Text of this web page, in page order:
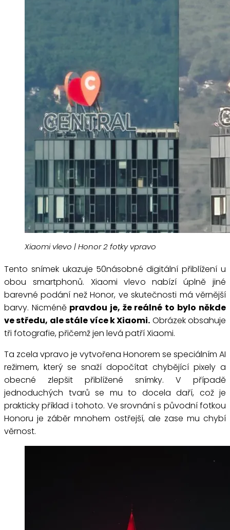
Xiaomi vlevo | Honor 2 fotky vpravo
Tento snímek ukazuje 50násobné digitální přiblížení u
obou smartphonů. Xiaomi vlevo nabízí úplně jiné
barevné podání než Honor, ve skutečnosti má věrnější
barvy. Nicméněpravdou je, že reálné to bylo někde
ve středu, ale stále více k Xiaomi. Obrázek obsahuje
tři fotografie, přičemž jen levá patří Xiaomi.
Ta zcela vpravo je vytvořena Honorem se speciálním AI
režimem, který se snaží dopočítat chybějící pixely a
obecné zlepšit přiblížené snímky. V případě
jednoduchých tvarů se mu to docela daří, což je
prakticky příklad i tohoto. Ve srovnání s původní fotkou
Honoru je záběr mnohem ostřejší, ale zase mu chybí
věrnost.